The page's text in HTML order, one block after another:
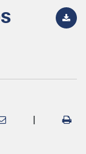
|